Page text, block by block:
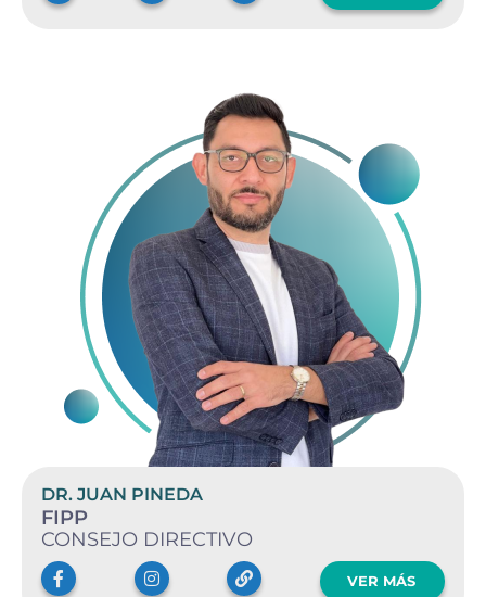
DR. JUAN PINEDA
FIPP
CONSEJO DIRECTIVO
VER MÁS